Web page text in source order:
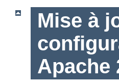
Mise à
Apache